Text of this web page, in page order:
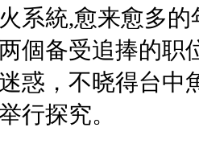
系統,愈来愈多
個备受追捧的职
惑，不晓得台中
行探究。